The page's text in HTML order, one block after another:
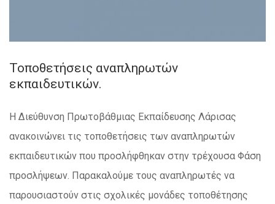
Τοποθετήσεις αναπληρωτών
εκπαιδευτικών.
Η Διεύθυνση Πρωτοβάθμιας Εκπαίδευσης Λάρισας
ανακοινώνει τις τοποθετήσεις των αναπληρωτών
εκπαιδευτικών που προσλήφθηκαν στην τρέχουσα Φάση
προσλήψεων. Παρακαλούμε τους αναπληρωτές να
παρουσιαστούν στις σχολικές μονάδες τοποθέτησης